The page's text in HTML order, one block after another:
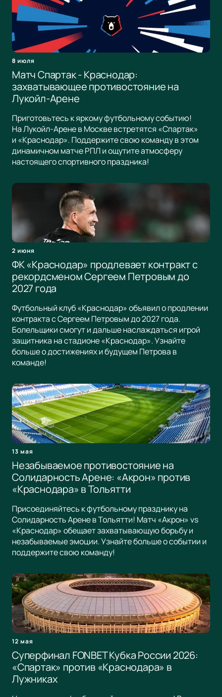
8 июля
Матч Спартак - Краснодар:
захватывающее противостояние на
Лукойл-Арене
Приготовьтесь к яркому футбольному событию!
На Лукойл-Арене в Москве встретятся «Спартак»
и «Краснодар». Поддержите свою команду в этом
динамичном матче РПЛ и ощутите атмосферу
настоящего спортивного праздника!
2 июня
ФК «Краснодар» продлевает контракт с
рекордсменом Сергеем Петровым до
2027 года
Футбольный клуб «Краснодар» объявил о продлении
контракта с Сергеем Петровым до 2027 года.
Болельщики смогут и дальше наслаждаться игрой
защитника на стадионе «Краснодар». Узнайте
больше о достижениях и будущем Петрова в
команде!
13 мая
Незабываемое противостояние на
Солидарность Арене: «Акрон» против
«Краснодара» в Тольятти
Присоединяйтесь к футбольному празднику на
Солидарность Арене в Тольятти! Матч «Акрон» vs
«Краснодар» обещает захватывающую борьбу и
незабываемые эмоции. Узнайте больше о событии и
поддержите свою команду!
12 мая
Суперфинал FONBET Кубка России 2026:
«Спартак» против «Краснодара» в
Лужниках